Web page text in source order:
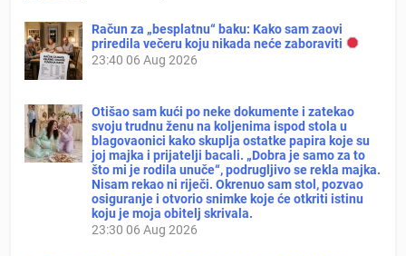
Račun za „besplatnu“ baku: Kako sam zaovi
priredila večeru koju nikada neće zaboraviti
23:40 06 Aug 2026
Otišao sam kući po neke dokumente i zatekao
svoju trudnu ženu na koljenima ispod stola u
blagovaonici kako skuplja ostatke papira koje su
joj majka i prijatelji bacali. „Dobra je samo za to
što mi je rodila unuče“, podrugljivo se rekla majka.
Nisam rekao ni riječi. Okrenuo sam stol, pozvao
osiguranje i otvorio snimke koje će otkriti istinu
koju je moja obitelj skrivala.
23:30 06 Aug 2026